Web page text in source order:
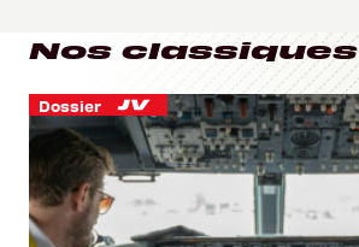
Nos classiques
Dossier